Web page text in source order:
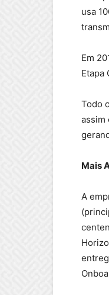
usa
Em
Etapa
Todo
assim
Mais
A